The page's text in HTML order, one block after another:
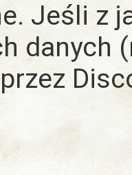
Jeśli z
danych